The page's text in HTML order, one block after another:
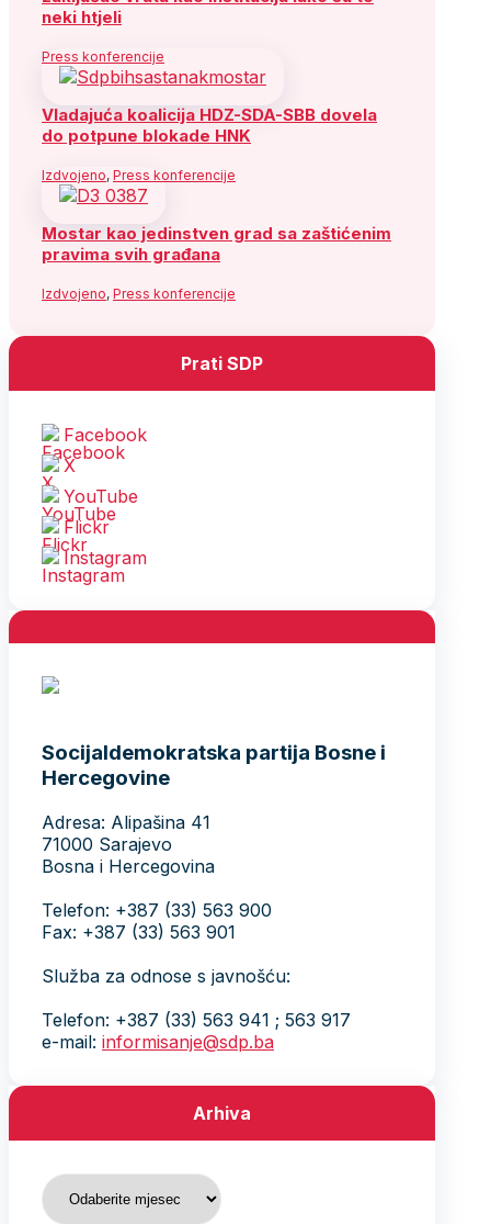
neki htjeli
Press konferencije
Vladajuća koalicija HDZ-SDA-SBB dovela
do potpune blokade HNK
Izdvojeno, Press konferencije
Mostar kao jedinstven grad sa zaštićenim
pravima svih građana
Izdvojeno, Press konferencije
Prati SDP
Facebook
X
YouTube
Flickr
Instagram
Socijaldemokratska partija Bosne i
Hercegovine
Adresa: Alipašina 41
71000 Sarajevo
Bosna i Hercegovina
Telefon: +387 (33) 563 900
Fax: +387 (33) 563 901
Služba za odnose s javnošću:
Telefon: +387 (33) 563 941 ; 563 917
e-mail: informisanje@sdp.ba
Arhiva
Arhiva